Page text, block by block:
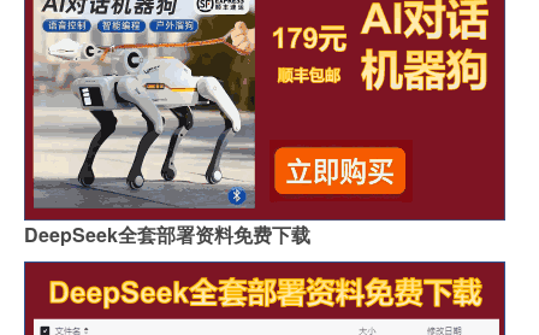
DeepSeek全套部署资料免费下载